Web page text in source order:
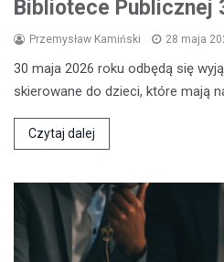
Bibliotece Publicznej
Przemysław Kamiński 28 maja
30 maja 2026 roku odbędą się
skierowane do dzieci, które mają
Czytaj dalej